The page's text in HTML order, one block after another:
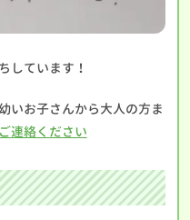
しています！
いお子さんから大人の方ま
連絡ください